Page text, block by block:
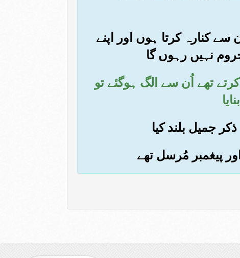
کنارہ کرتا ہوں اور اپنے
نہیں رہوں گا
تھے اُن سے الگ ہوگئے تو